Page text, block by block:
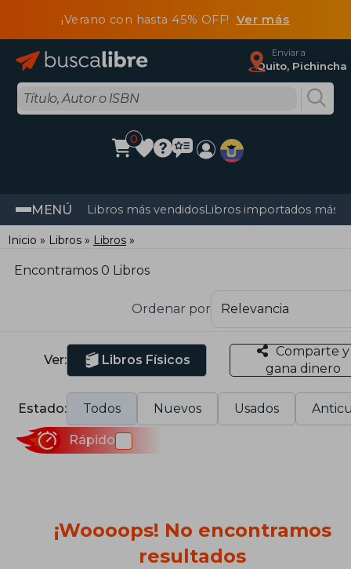
¡Verano con hasta 45% OFF! Ver más
Enviar a
Quito, Pichincha
0
MENÚ Libros más vendidosLibros importados más
Inicio Libros Libros
Encontramos 0 Libros
Ordenar por
Ver: Libros Físicos
Comparte y
gana dinero
Estado: Todos Nuevos Usados
Rápido
¡Woooops! No encontramos
resultados